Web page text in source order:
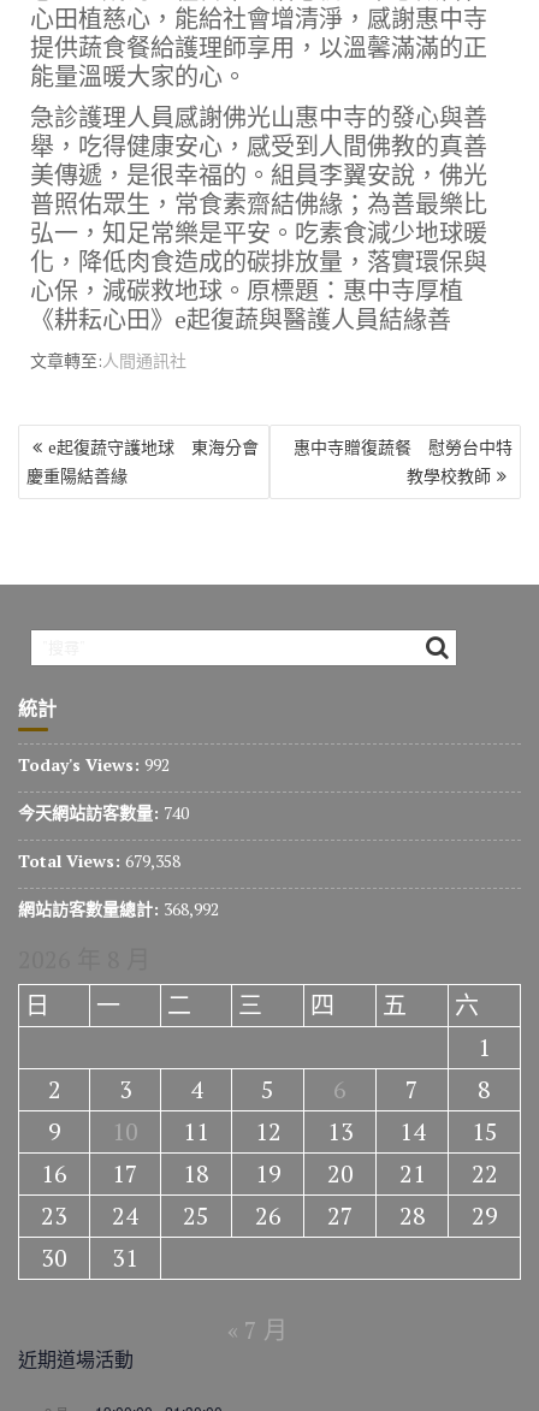
心田植慈心，能給社會增清淨，感謝惠中寺
提供蔬食餐給護理師享用，以溫馨滿滿的正
能量溫暖大家的心。
急診護理人員感謝佛光山惠中寺的發心與善
舉，吃得健康安心，感受到人間佛教的真善
美傳遞，是很幸福的。組員李翼安說，佛光
普照佑眾生，常食素齋結佛緣；為善最樂比
弘一，知足常樂是平安。吃素食減少地球暖
化，降低肉食造成的碳排放量，落實環保與
心保，減碳救地球。原標題：惠中寺厚植
《耕耘心田》e起復蔬與醫護人員結緣善
文章轉至: 人間通訊社
文
章
導
e起復蔬守護地球 東海分會
慶重陽結善緣
惠中寺贈復蔬餐 慰勞台中特
教學校教師
統計
Today's Views: 992
今天網站訪客數量: 740
Total Views: 679,358
網站訪客數量總計: 368,992
日
一 二 三 四 五
六
1
2
3 4 5 6 7
8
9
10 11 12 13 14
15
16
17 18 19 20 21
22
23
24 25 26 27 28
29
30
31
« 7 月
近期道場活動